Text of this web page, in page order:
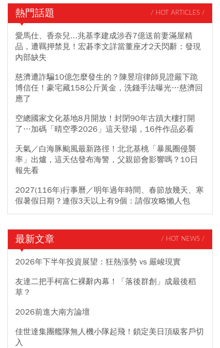
熱門話題 / HOT ARTICLES /
愛馬仕、香奈兒...兆基李建成涉吞7億送前妻滿屋精
品，遭羈押禁見！宏碁李文詳當董座才2天閃辭：發現
內部缺失
慈濟遭詐騙10億怎麼發生的？陳昱瑄律師見證嚴下跪
博信任！豪宅藏158公斤黃金，洗錢手法曝光…慈濟回
應了
空總國家文化基地8月開放！封閉90年古蹟大樓打開
了…加碼「晴空季2026」這天登場，16件作品必看
天氣／白海豚颱風最新路徑！北北基桃「暴風圈侵襲
率」出爐，這天估發布海警，父親節會影響嗎？10日
報先看
2027(116年)行事曆／明年過年時間、春節放幾天、寒
假暑假日期？連假3天以上有9個：請假攻略懶人包
最新文章 / HOT NEWS /
2026年下半年投資展望：狂熱漲勢 vs 嚴峻現實
友達二把手柯富仁裸辭內幕！「落後群創」成最後稻
草？
2026前進大南方論壇
佳世達集團艦隊無人機小隊起飛！鎖定美日頂級客戶切
入